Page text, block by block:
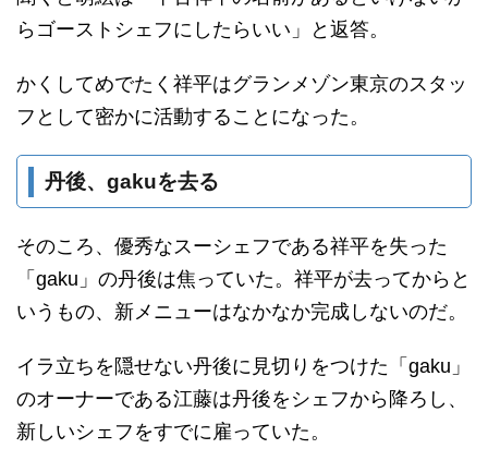
らゴーストシェフにしたらいい」と返答。
かくしてめでたく祥平はグランメゾン東京のスタッ
フとして密かに活動することになった。
丹後、gakuを去る
そのころ、優秀なスーシェフである祥平を失った
「gaku」の丹後は焦っていた。祥平が去ってからと
いうもの、新メニューはなかなか完成しないのだ。
イラ立ちを隠せない丹後に見切りをつけた「gaku」
のオーナーである江藤は丹後をシェフから降ろし、
新しいシェフをすでに雇っていた。